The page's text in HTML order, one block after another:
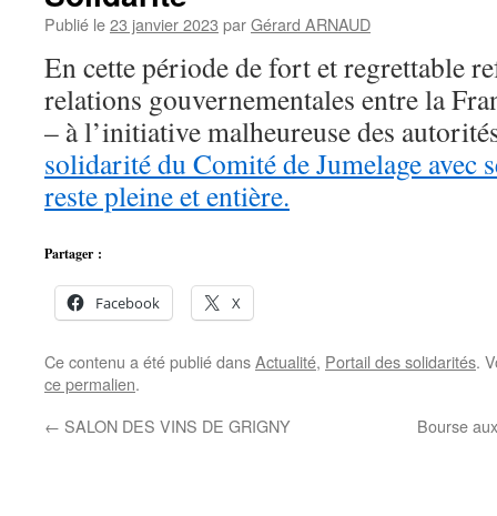
Publié le23 janvier 2023 parGérard ARNAUD
En cette période de fort et regrettable
relations gouvernementales entre la
– à l’initiative malheureuse des
solidarité du Comité de Jumelage avec
reste pleine et entière.
Partager :
Facebook X
Ce contenu a été publié dansActualité, Portail des solidarités.
ce permalien.
← SALON DES VINS DE GRIGNY Bourse